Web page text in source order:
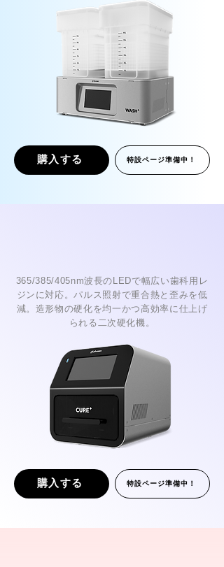
購入する 特設ページ準備中！
365/385/405nm波長のLEDで幅広い歯科用レ
ジンに対応。パルス照射で重合熱と歪みを低
減。造形物の硬化を均一かつ高効率に仕上げ
られる二次硬化機。
購入する 特設ページ準備中！